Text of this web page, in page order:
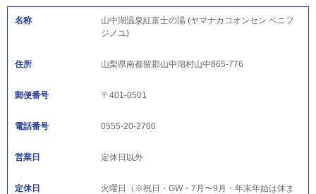
名称
山中湖温泉紅富士の湯 (ヤマナカコオンセン ベニフ
ジノユ)
住所 山梨県南都留郡山中湖村山中865-776
郵便番号 〒401-0501
電話番号 0555-20-2700
営業日 定休日以外
定休日
火曜日（※祝日・GW・7月〜9月・年末年始は休ま